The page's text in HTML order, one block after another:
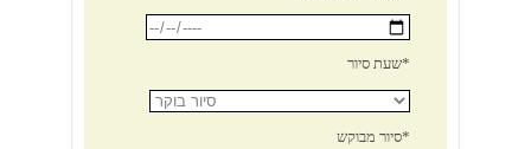
שעת סיור*
סיור מבוקש*